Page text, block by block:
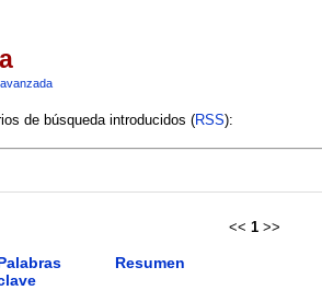
de búsqueda introducidos (RSS):
<< 1 >>
Resumen